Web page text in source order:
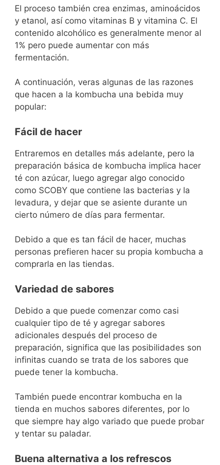
El proceso también crea enzimas, aminoácidos
y etanol, así como vitaminas B y vitamina C. El
contenido alcohólico es generalmente menor al
1% pero puede aumentar con más
fermentación.
A continuación, veras algunas de las razones
que hacen a la kombucha una bebida muy
popular:
Fácil de hacer
Entraremos en detalles más adelante, pero la
preparación básica de kombucha implica hacer
té con azúcar, luego agregar algo conocido
como SCOBY que contiene las bacterias y la
levadura, y dejar que se asiente durante un
cierto número de días para fermentar.
Debido a que es tan fácil de hacer, muchas
personas prefieren hacer su propia kombucha a
comprarla en las tiendas.
Variedad de sabores
Debido a que puede comenzar como casi
cualquier tipo de té y agregar sabores
adicionales después del proceso de
preparación, significa que las posibilidades son
infinitas cuando se trata de los sabores que
puede tener la kombucha.
También puede encontrar kombucha en la
tienda en muchos sabores diferentes, por lo
que siempre hay algo variado que puede probar
y tentar su paladar.
Buena alternativa a los refrescos